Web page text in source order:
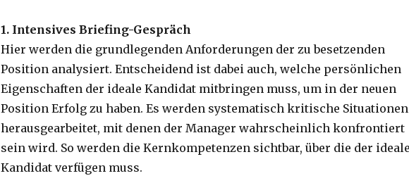
1. Intensives Briefing-Gespräch
Hier werden die grundlegenden Anforderungen der zu besetzenden
Position analysiert. Entscheidend ist dabei auch, welche persönlichen
Eigenschaften der ideale Kandidat mitbringen muss, um in der neuen
Position Erfolg zu haben. Es werden systematisch kritische Situationen
herausgearbeitet, mit denen der Manager wahrscheinlich konfrontiert
sein wird. So werden die Kernkompetenzen sichtbar, über die der
Kandidat verfügen muss.